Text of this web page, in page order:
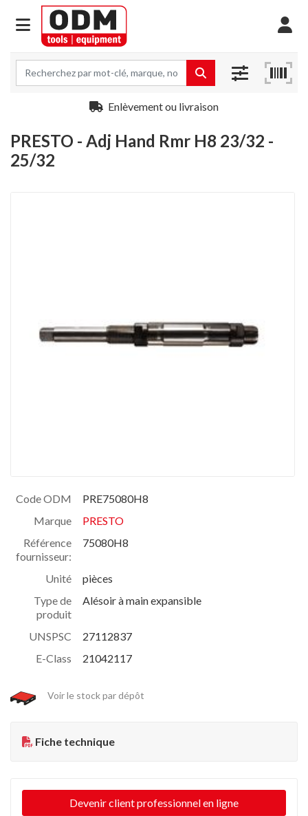
Enlèvement ou livraison
PRESTO - Adj Hand Rmr H8 23/32 -
25/32
Code ODM
PRE75080H8
Marque
PRESTO
Référence
fournisseur:
75080H8
Unité
pièces
Type de
produit
Alésoir à main expansible
UNSPSC
27112837
E-Class
21042117
Voir le stock par dépôt
Fiche technique
Devenir client professionnel en ligne